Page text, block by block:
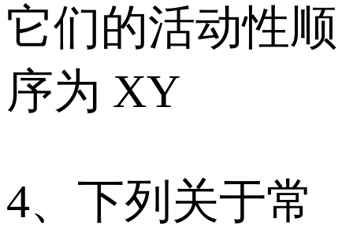
它们的活动性顺
序为 XY
4、下列关于常